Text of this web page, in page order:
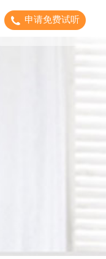
申请免费试听